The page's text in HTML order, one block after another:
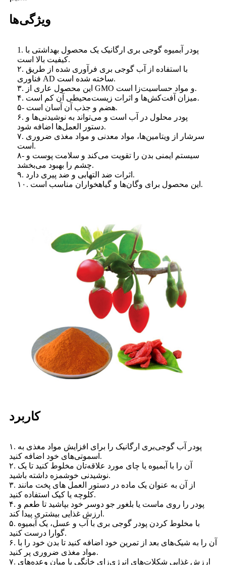
ویژگی‌ها
1. پودر آبمیوه گوجی بری ارگانیک یک محصول بهداشتی با
کیفیت بالا است.
۲. با استفاده از آب گوجی بری فرآوری شده از طریق
فناوری AD ساخته شده است.
۳. این محصول عاری از GMO و مواد حساسیت‌زا است.
۴. میزان آفت‌کش‌ها و اثرات زیست‌محیطی آن کم است.
۵- هضم و جذب آن آسان است.
۶. پودر محلول در آب است و می‌تواند به نوشیدنی‌ها و
دستور العمل‌ها اضافه شود.
۷. سرشار از ویتامین‌ها، مواد معدنی و مواد مغذی ضروری
است.
۸- سیستم ایمنی بدن را تقویت می‌کند و سلامت پوست و
چشم را بهبود می‌بخشد.
۹. اثرات ضد التهابی و ضد پیری دارد.
۱۰. این محصول برای وگان‌ها و گیاهخواران مناسب است.
کاربرد
۱. پودر آب گوجی‌بری ارگانیک را برای افزایش مواد مغذی به
اسموتی‌های خود اضافه کنید.
۲. آن را با آبمیوه یا چای مورد علاقه‌تان مخلوط کنید تا یک
نوشیدنی خوشمزه داشته باشید.
۳. از آن به عنوان یک ماده در دستور العمل های پخت مانند
کلوچه یا کیک استفاده کنید.
۴. پودر را روی ماست یا بلغور جو دوسر خود بپاشید تا طعم و
ارزش غذایی بیشتری پیدا کند.
۵. با مخلوط کردن پودر گوجی بری با آب و عسل، یک آبمیوه
گوارا درست کنید.
۶. آن را به شیک‌های بعد از تمرین خود اضافه کنید تا بدن خود را با
مواد مغذی ضروری پر کنید.
۷. ارزش غذایی شکلات‌های انرژی‌زای خانگی یا میان وعده‌های